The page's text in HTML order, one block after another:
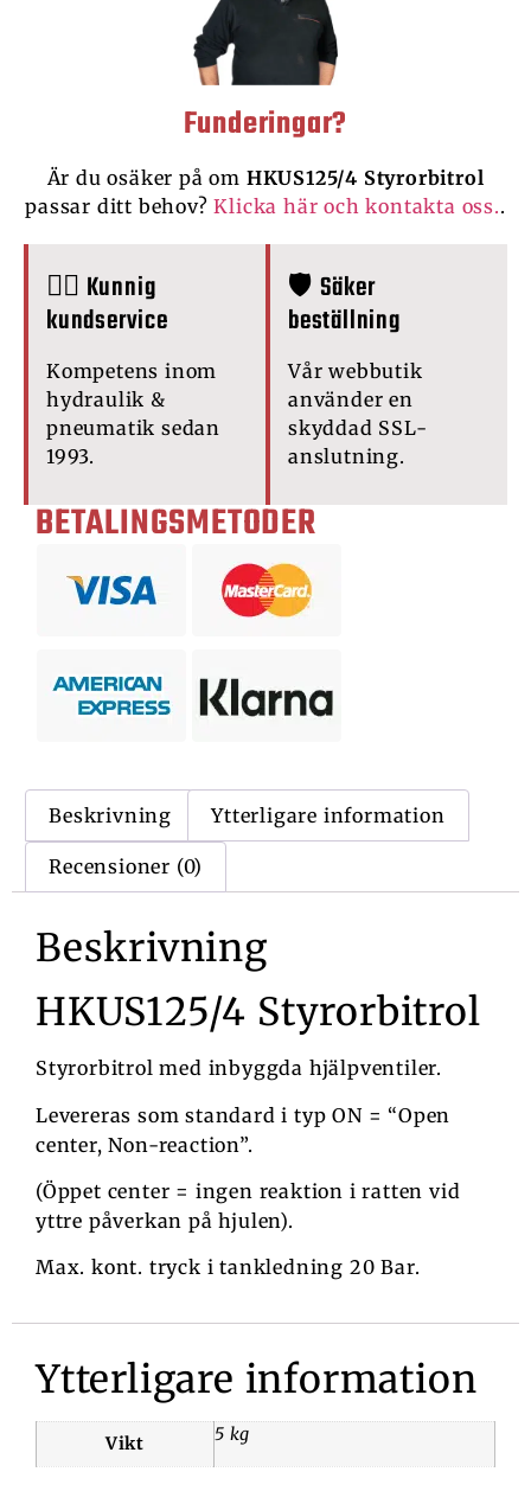
Funderingar?
Är du osäker på om HKUS125/4 Styrorbitrol
passar ditt behov?Klicka här och kontakta oss..
🙋‍♂️ Kunnig
kundservice
Kompetens inom
hydraulik &
pneumatik sedan
1993.
🛡️ Säker
beställning
Vår webbutik
använder en
skyddad SSL-
anslutning.
BETALINGSMETODER
Beskrivning Ytterligare information
Recensioner (0)
Beskrivning
HKUS125/4 Styrorbitrol
Styrorbitrol med inbyggda hjälpventiler.
Levereras som standard i typ ON = “Open
center, Non-reaction”.
(Öppet center = ingen reaktion i ratten vid
yttre påverkan på hjulen).
Max. kont. tryck i tankledning 20 Bar.
Ytterligare information
Vikt 5 kg